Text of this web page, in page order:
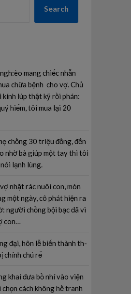
Search
mang chiếc nhẫn
chữa bệnh cho vợ. Chủ
lúp thật kỹ rồi phán:
hiếm, tôi mua lại 20
chồng 30 triệu đồng, đến
nhờ bà giúp một tay thì tôi
lạnh lùng.
nhặt rác nuôi con, mòn
một ngày, cô phát hiện ra
người chồng bội bạc đã vì
con…
đại, hôn lễ biến thành th-
chính chú rể
khai đưa bồ nhí vào viện
cách không hề tranh